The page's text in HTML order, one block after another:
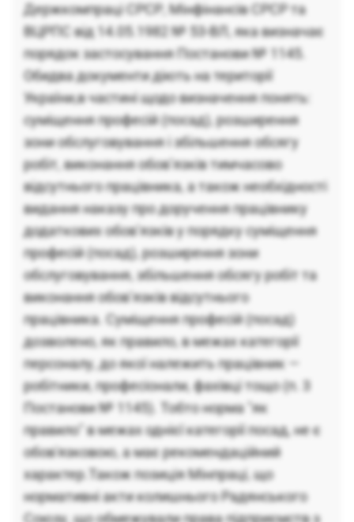
Держкомпраці СРСР, Мінфінансів СРСР та
ВЦРПС від 14.05.1982 № 53-ВЛ, яка визначає
порядок застосування Постанови № 1145.
Обидва документи діють на території
України,в частині щодо визначення понять:
суміщення професій (посад), розширення
зони обслуговування і збільшення обсягу
робіт, виконання обов’язків тимчасово
відсутнього працівника, а також необхідності
видання наказу про доручення працівнику
додаткових обов’язків у порядку суміщення
професій (посад), розширення зони
обслуговування, збільшення обсягу робіт та
виконання обов’язків відсутнього
працівника. Суміщення професій (посад)
дозволено, як правило, в межах категорії
персоналу, до якої належить працівник —
робітники, професіонали, фахівці тощо (п. 3
Постанови № 1145). Тобто норма "як
правило" в межах однієї категорії посад, не є
обов'язковою, а має рекомендаційний
характер.Також позиція Мінпраці, що
нормативні акти колишнього Радянського
Союзу, що обмежували права підприємств з